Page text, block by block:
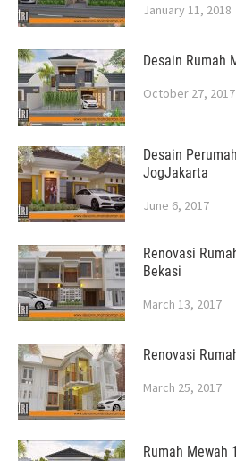
January 11, 2018
Desain Rumah
October 27, 2017
Desain
JogJakarta
June 6, 2017
Renovasi
Bekasi
March 13, 2017
Renovasi
March 25, 2017
Rumah Mewah